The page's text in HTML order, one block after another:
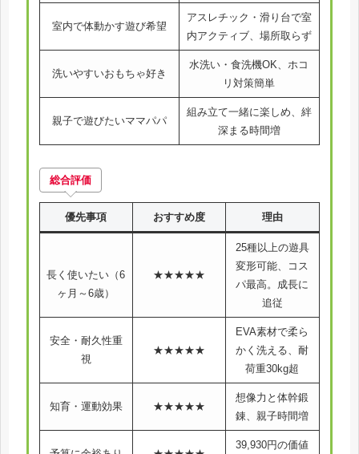
室内で体動かす遊び希望
アスレチック・滑り台で室
内アクティブ、場所取らず
洗いやすいおもちゃ好き
水洗い・食洗機OK、ホコ
リ対策簡単
親子で遊びたいママパパ
組み立て一緒に楽しめ、絆
深まる時間増
総合評価
優先事項 おすすめ度 理由
長く使いたい（6
ヶ月～6歳）
★★★★★
25種以上の遊具
変形可能、コス
パ最高。成長に
追従
安全・耐久性重
視
★★★★★
EVA素材で柔ら
かく洗える、耐
荷重30kg超
知育・運動効果 ★★★★★
想像力と体幹鍛
錬、親子時間増
39,930円の価値